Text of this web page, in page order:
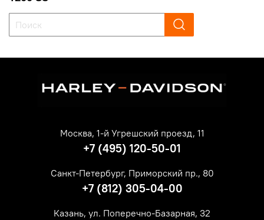
Москва, 1-й Угрешский проезд, 11
+7 (495) 120-50-01
Санкт-Петербург, Приморский пр., 80
+7 (812) 305-04-00
Казань, ул. Поперечно-Базарная, 32